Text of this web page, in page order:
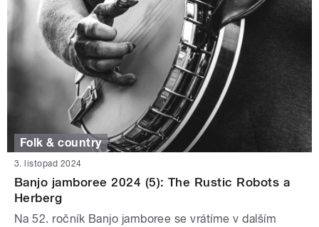
Folk & country
3. listopad 2024
Banjo jamboree 2024 (5): The Rustic Robots a
Herberg
Na 52. ročník Banjo jamboree se vrátíme v dalším